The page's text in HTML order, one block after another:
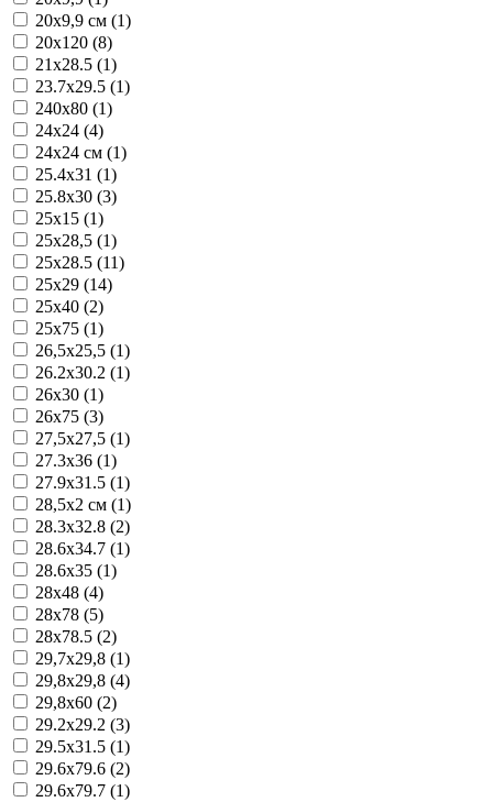
20x9,9 см (1)
20х120 (8)
21x28.5 (1)
23.7x29.5 (1)
240x80 (1)
24x24 (4)
24x24 см (1)
25.4x31 (1)
25.8x30 (3)
25x15 (1)
25x28,5 (1)
25x28.5 (11)
25x29 (14)
25x40 (2)
25x75 (1)
26,5x25,5 (1)
26.2x30.2 (1)
26x30 (1)
26x75 (3)
27,5x27,5 (1)
27.3x36 (1)
27.9x31.5 (1)
28,5x2 см (1)
28.3x32.8 (2)
28.6x34.7 (1)
28.6x35 (1)
28x48 (4)
28x78 (5)
28x78.5 (2)
29,7x29,8 (1)
29,8x29,8 (4)
29,8x60 (2)
29.2x29.2 (3)
29.5x31.5 (1)
29.6x79.6 (2)
29.6x79.7 (1)